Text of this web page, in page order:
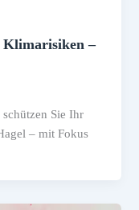
Klimarisiken –
Sie Ihr
– mit Fokus